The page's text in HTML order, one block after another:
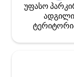
უფასო
ადგილი